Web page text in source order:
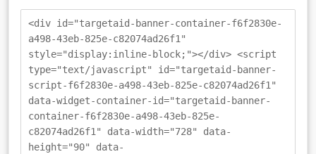
<div id="targetaid-banner-container-f6f2830e-
a498-43eb-825e-c82074ad26f1"
style="display:inline-block;"></div> <script
type="text/javascript" id="targetaid-banner-
script-f6f2830e-a498-43eb-825e-c82074ad26f1"
data-widget-container-id="targetaid-banner-
container-f6f2830e-a498-43eb-825e-
c82074ad26f1" data-width="728" data-
height="90" data-